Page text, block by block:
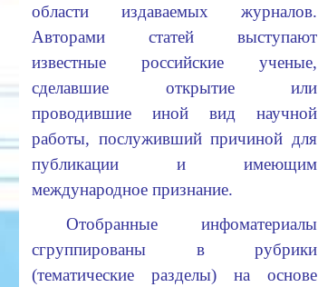
области издаваемых журналов.
Авторами статей выступают
известные российские ученые,
сделавшие открытие или
проводившие иной вид научной
работы, послуживший причиной для
публикации и имеющим
международное признание.
Отобранные инфоматериалы
сгруппированы в рубрики
(тематические разделы) на основе